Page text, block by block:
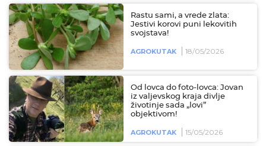
Rastu sami, a vrede zlata:
Jestivi korovi puni lekovitih
svojstava!
AGROKUTAK 18/05/2026
Od lovca do foto-lovca: Jovan
iz valjevskog kraja divlje
životinje sada „lovi”
objektivom!
AGROKUTAK 15/05/2026